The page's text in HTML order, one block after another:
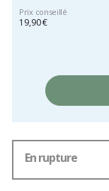
Prix conseillé
19,90 €
unitaire,
En rupture